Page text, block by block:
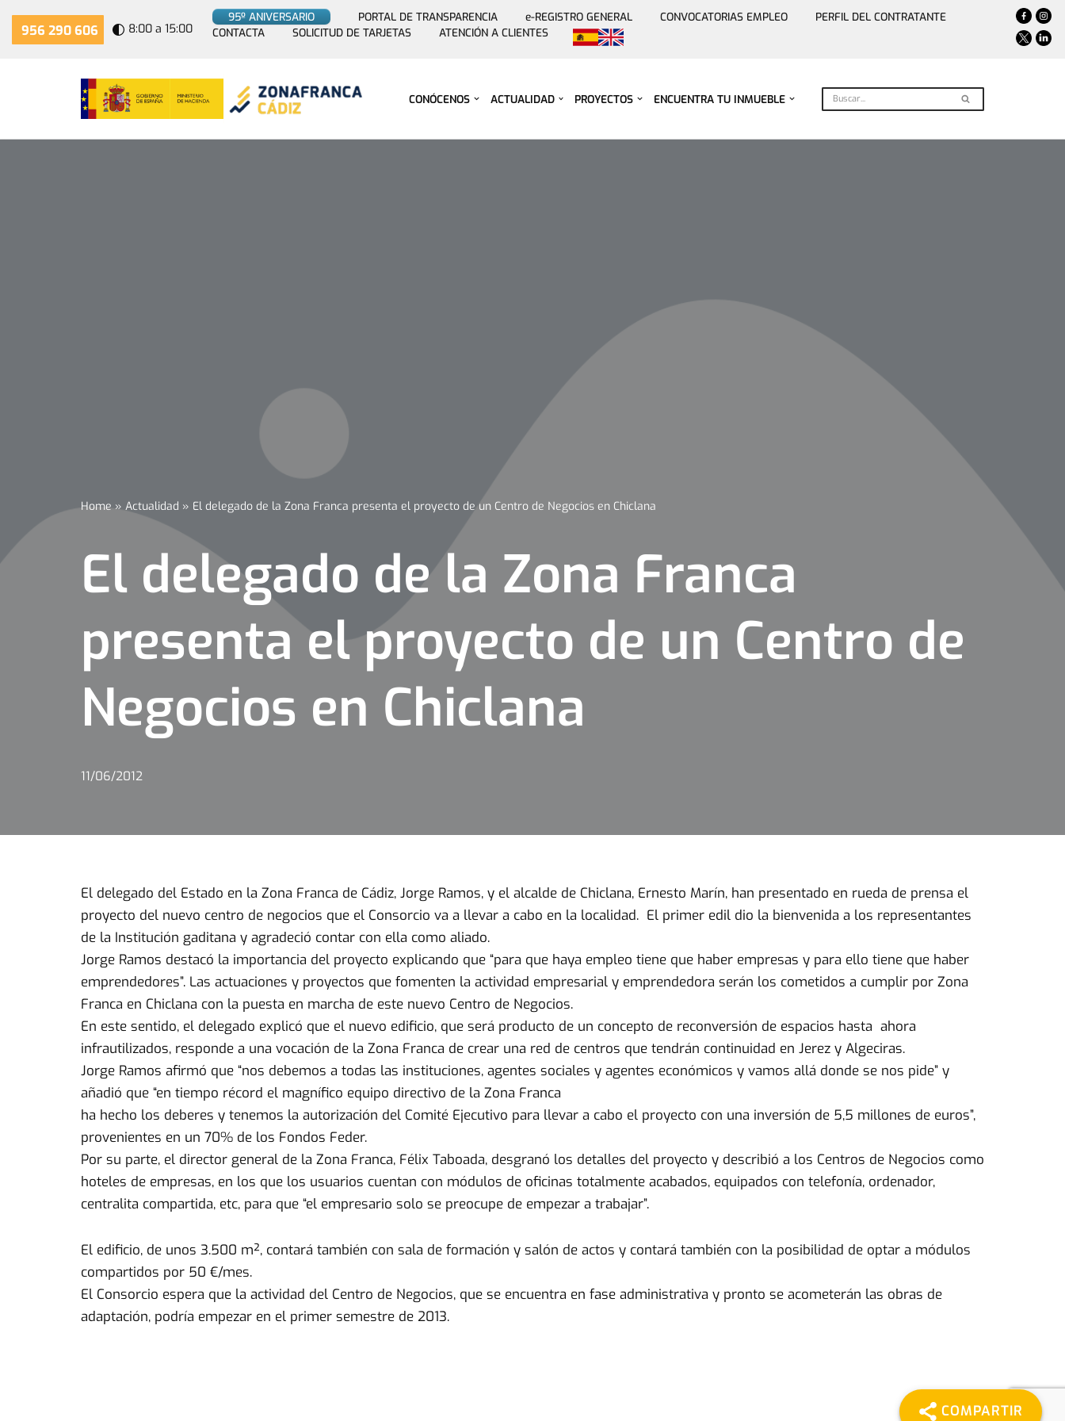
Saltar
956 290 606 8:00 a 15:00
95º ANIVERSARIO PORTAL DE TRANSPARENCIA e-REGISTRO GENERAL CONVOCATORIAS EMPLEO
PERFIL DEL CONTRATANTE
CONTACTA
SOLICITUD DE TARJETAS ATENCIÓN A CLIENTES
CONÓCENOS ACTUALIDAD PROYECTOS ENCUENTRA TU INMUEBLE
Home » Actualidad » El delegado de la Zona Franca presenta el proyecto de un Centro de Negocios en Chiclana
El delegado de la Zona Franca
presenta el proyecto de un Centro de
Negocios en Chiclana
11/06/2012
El delegado del Estado en la Zona Franca de Cádiz, Jorge Ramos, y el alcalde de Chiclana, Ernesto Marín, han presentado en rueda de prensa el
proyecto del nuevo centro de negocios que el Consorcio va a llevar a cabo en la localidad. El primer edil dio la bienvenida a los representantes
de la Institución gaditana y agradeció contar con ella como aliado.
Jorge Ramos destacó la importancia del proyecto explicando que “para que haya empleo tiene que haber empresas y para ello tiene que haber
emprendedores”. Las actuaciones y proyectos que fomenten la actividad empresarial y emprendedora serán los cometidos a cumplir por Zona
Franca en Chiclana con la puesta en marcha de este nuevo Centro de Negocios.
En este sentido, el delegado explicó que el nuevo edificio, que será producto de un concepto de reconversión de espacios hasta ahora
infrautilizados, responde a una vocación de la Zona Franca de crear una red de centros que tendrán continuidad en Jerez y Algeciras.
Jorge Ramos afirmó que “nos debemos a todas las instituciones, agentes sociales y agentes económicos y vamos allá donde se nos pide” y
añadió que “en tiempo récord el magnífico equipo directivo de la Zona Franca
ha hecho los deberes y tenemos la autorización del Comité Ejecutivo para llevar a cabo el proyecto con una inversión de 5,5 millones de euros”,
provenientes en un 70% de los Fondos Feder.
Por su parte, el director general de la Zona Franca, Félix Taboada, desgranó los detalles del proyecto y describió a los Centros de Negocios como
hoteles de empresas, en los que los usuarios cuentan con módulos de oficinas totalmente acabados, equipados con telefonía, ordenador,
centralita compartida, etc, para que “el empresario solo se preocupe de empezar a trabajar”.
El edificio, de unos 3.500 m², contará también con sala de formación y salón de actos y contará también con la posibilidad de optar a módulos
compartidos por 50 €/mes.
El Consorcio espera que la actividad del Centro de Negocios, que se encuentra en fase administrativa y pronto se acometerán las obras de
adaptación, podría empezar en el primer semestre de 2013.
COMPARTIR